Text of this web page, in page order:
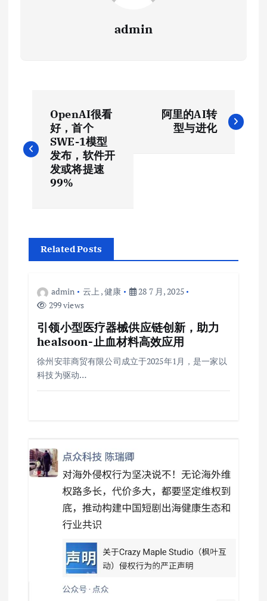
admin
章
导
OpenAI很看
好，首个
SWE-1模型
发布，软件开
发或将提速
99%
阿里的AI转
型与进化
Related Posts
admin 云上 ,健康
28 7 月, 2025
299 views
引领小型医疗器械供应链创新，助力
healsoon-止血材料高效应用
徐州安菲商贸有限公司成立于2025年1月，是一家以
科技为驱动…